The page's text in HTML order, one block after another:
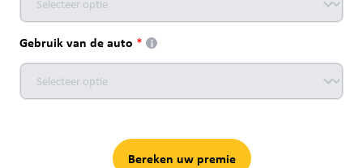
Gebruik van de auto i
Bereken uw premie